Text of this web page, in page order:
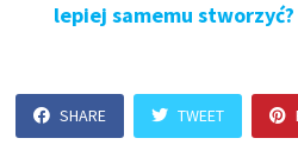
lepiej samemu stworzyć?
SHARE TWEET